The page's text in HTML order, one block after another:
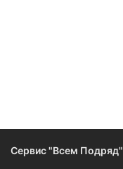
Сервис "Всем Подряд"